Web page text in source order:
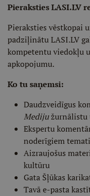
Pieraksties LASI.LV
Pieraksties vēstkopai
padziļinātu LASI.LV
kompetentu viedokļu
apkopojumu.
Ko tu saņemsi:
Daudzveidīgus
Medijužurnālistu
Ekspertu
noderīgiem
Aizraujošus
kultūru
Gata Šļūkas
Tavā e-pasta